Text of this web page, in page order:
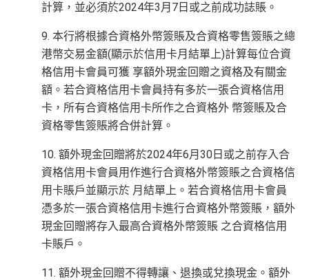
計算，並必須於2024年3月7日或之前成功誌賬。
9. 本行將根據合資格外幣簽賬及合資格零售簽賬之總
港幣交易金額(顯示於信用卡月結單上)計算每位合資
格信用卡會員可獲 享額外現金回贈之資格及有關金
額。若合資格信用卡會員持有多於一張合資格信用
卡，所有合資格信用卡所作之合資格外 幣簽賬及合
資格零售簽賬將合併計算。
10. 額外現金回贈將於2024年6月30日或之前存入合
資格信用卡會員用作進行合資格外幣簽賬之合資格信
用卡賬戶並顯示於 月結單上。若合資格信用卡會員
憑多於一張合資格信用卡進行合資格外幣簽賬，額外
現金回贈將存入最高合資格外幣簽賬 之合資格信用
卡賬戶。
11. 額外現金回贈不得轉讓、退換或兌換現金。額外